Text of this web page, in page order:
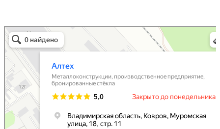
Металлоконструкции в Коврове
Металлоизделия в Коврове